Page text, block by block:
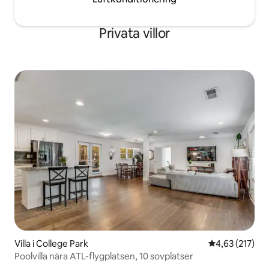
Privata villor
Villa i College Park 4,63 av 5 i
4,63 (217)
Poolvilla nära ATL-flygplatsen, 10 sovplatser